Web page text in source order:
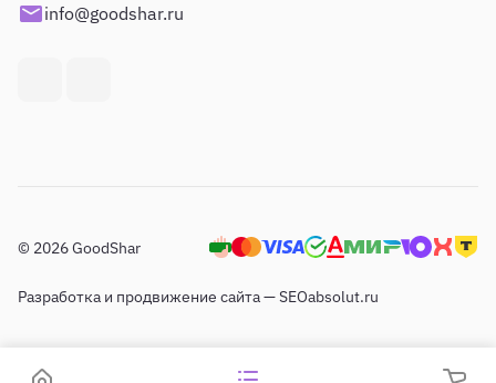
info@goodshar.ru
© 2026 GoodShar
Разработка и продвижение сайта — SEOabsolut.ru